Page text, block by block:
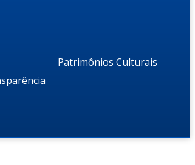
Patrimônios Culturais